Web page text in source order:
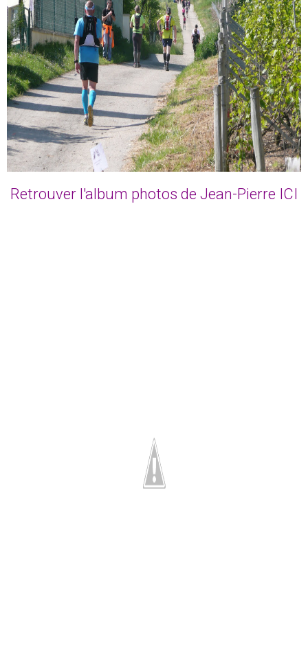
Retrouver l'album photos de Jean-Pierre ICI